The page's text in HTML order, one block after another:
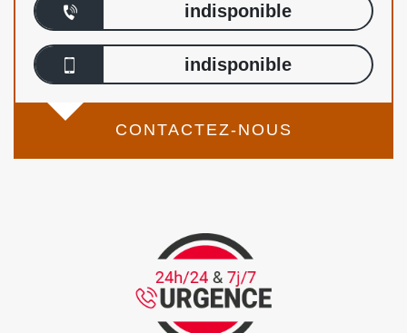
indisponible
indisponible
CONTACTEZ-NOUS